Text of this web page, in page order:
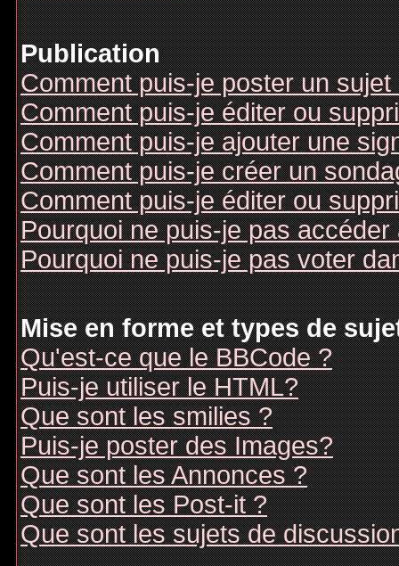
Publication
Comment puis-je poster un
Comment puis-je éditer ou
Comment puis-je ajouter une
Comment puis-je créer un
Comment puis-je éditer ou
Pourquoi ne puis-je pas accéder
Pourquoi ne puis-je pas voter
Mise en forme et types de
Qu'est-ce que le BBCode ?
Puis-je utiliser le HTML?
Que sont les smilies ?
Puis-je poster des Images?
Que sont les Annonces ?
Que sont les Post-it ?
Que sont les sujets de